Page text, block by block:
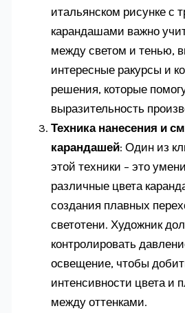
итальянском рисунке с
карандашами важно
между светом и тенью,
интересные ракурсы и
решения, которые
выразительность
Техника нанесения и
карандашей: Один из
этой техники – это
различные цвета
создания плавных
светотени. Художник
контролировать
освещение, чтобы
интенсивности цвета и
между оттенками.